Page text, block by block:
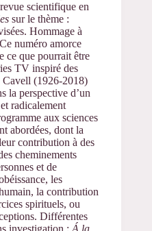
scientifique en
sur le thème :
Hommage à
numéro amorce
ce que pourrait être
TV inspiré des
Cavell (1926-2018)
la perspective d’un
radicalement
aux sciences
abordées, dont la
contribution à des
cheminements
et de
les
la contribution
spirituels, ou
Différentes
investigation : Á la